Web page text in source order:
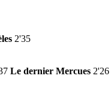
2'35
Le dernier Mercues 2'26